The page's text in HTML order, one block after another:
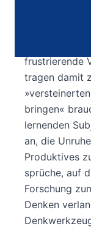
nicht bloß
frustrierende
tragen damit
bringen«
lernenden
an, die
Produktives
sprüche, auf
Forschung
Denken